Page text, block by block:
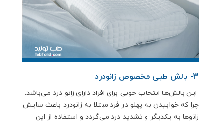
3- بالش طبی مخصوص زانودرد
این بالش‌ها انتخاب خوبی برای افراد دارای زانو درد می‌باشد.
چرا که خوابیدن به پهلو در فرد مبتلا به زانودرد باعث سایش
زانوها به یکدیگر و تشدید درد می‌گردد و استفاده از این